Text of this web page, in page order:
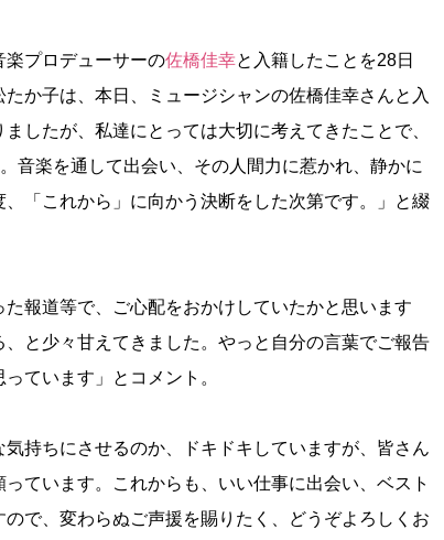
楽プロデューサーの佐橋佳幸と入籍したことを28日
か子は、本日、ミュージシャンの佐橋佳幸さんと入
したが、私達にとっては大切に考えてきたことで、
音楽を通して出会い、その人間力に惹かれ、静かに
「これから」に向かう決断をした次第です。」と綴
報道等で、ご心配をおかけしていたかと思います
と少々甘えてきました。やっと自分の言葉でご報告
ています」とコメント。
持ちにさせるのか、ドキドキしていますが、皆さん
ています。これからも、いい仕事に出会い、ベスト
で、変わらぬご声援を賜りたく、どうぞよろしくお